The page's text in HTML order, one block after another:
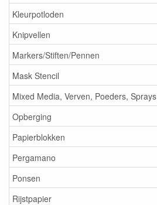
Kleurpotloden
Knipvellen
Markers/Stiften/Pennen
Mask Stencil
Mixed Media, Verven, Poeders, Sprays
Opberging
Papierblokken
Pergamano
Ponsen
Rijstpapier